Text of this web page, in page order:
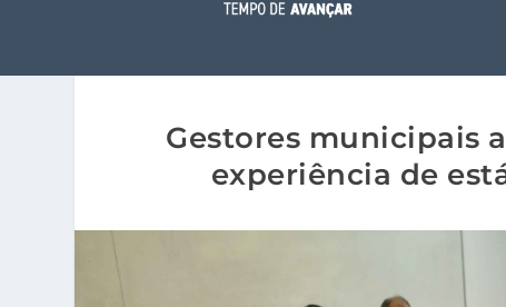
Gestores municipais
experiência de